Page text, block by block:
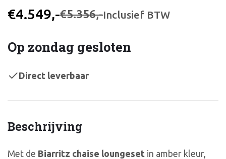
€4.549,-€5.356,-Inclusief BTW
Beschrijving
Met de Biarritz chaise loungeset in amber kleur,
Op zondag gesloten
Direct leverbaar